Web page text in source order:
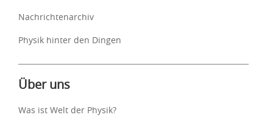
Nachrichtenarchiv
Physik hinter den Dingen
Über uns
Was ist Welt der Physik?